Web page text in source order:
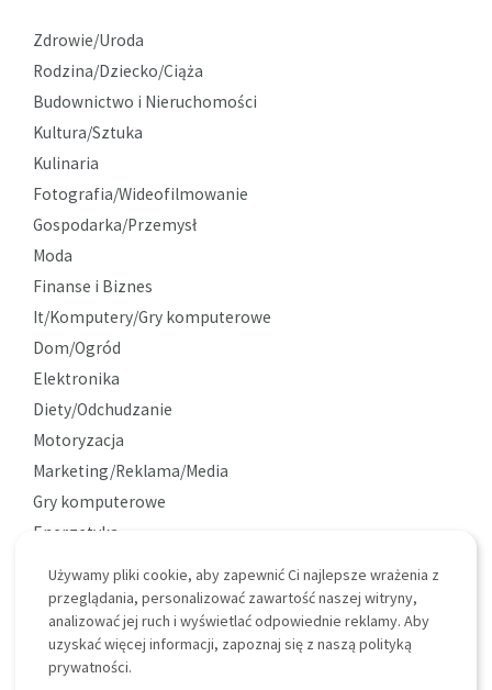
Zdrowie/Uroda
Rodzina/Dziecko/Ciąża
Budownictwo i Nieruchomości
Kultura/Sztuka
Kulinaria
Fotografia/Wideofilmowanie
Gospodarka/Przemysł
Moda
Finanse i Biznes
It/Komputery/Gry komputerowe
Dom/Ogród
Elektronika
Diety/Odchudzanie
Motoryzacja
Marketing/Reklama/Media
Gry komputerowe
Energetyka
Ciekawostki
Używamy pliki cookie, aby zapewnić Ci najlepsze wrażenia z
przeglądania, personalizować zawartość naszej witryny,
analizować jej ruch i wyświetlać odpowiednie reklamy. Aby
uzyskać więcej informacji, zapoznaj się z naszą polityką
prywatności.